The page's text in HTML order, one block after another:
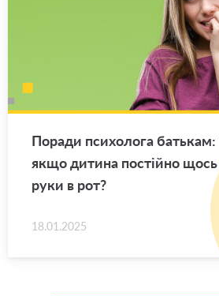
По­ра­ди пси­хо­ло­га
якщо ди­ти­на по­стій­но щось
руки в рот?
18.01.2025